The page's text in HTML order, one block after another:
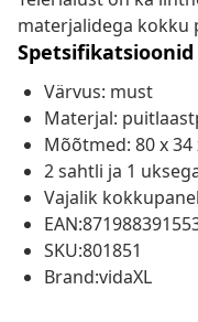
materjalidega kokku
Spetsifikatsioonid
Värvus: must
Materjal:
Mõõtmed: 80 x 34
2 sahtli ja 1
Vajalik
SKU:801851
Brand:vidaXL